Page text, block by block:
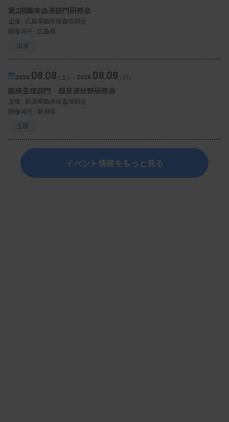
第2回臨床血液部門研修会
主催 : 広島県臨床検査技師会
開催場所 : 広島県
血液
2026. 08.08（土） - 2026. 08.09 （日）
臨床生理部門 超音波分野研修会
主催 : 新潟県臨床検査技師会
開催場所 : 新潟県
生理
イベント情報をもっと見る